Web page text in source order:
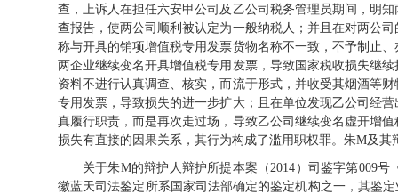
查，上诉人在担任六安甲公司及乙公司税务管理员期间，明
查报告，使两公司顺利被认定为一般纳税人；并且在对两公
称与开具的销项增值税专用发票货物名称不一致，不予制止
两企业继续变名开具增值税专用发票，导致国家税收损失继
资料不进行认真调查、核实，而流于形式，并收受其烟酒等
专用发票，导致损失的进一步扩大；且在单位发现乙公司经
真履行职责，而是再次走过场，导致乙公司继续变名虚开增
损失有直接的因果关系，其行为构成了滥用职权罪。朱M及
关于朱M的辩护人辩护所提本案（2014）司鉴字第009
徽蓝天司法鉴定所系国家司法部确定的鉴定机构之一，其鉴